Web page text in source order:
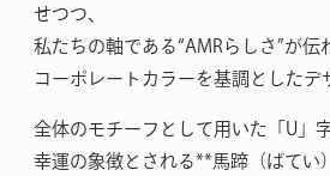
せつつ、
私たちの軸である“AMRらしさ”が伝
コーポレートカラーを基調としたデ
全体のモチーフとして用いた「U」字
幸運の象徴とされる**馬蹄（ばてい